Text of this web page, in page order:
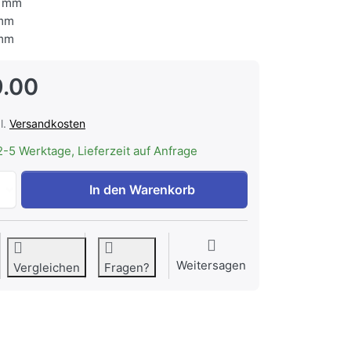
Versandkosten
5 Werktage, Lieferzeit auf Anfrage
Kibernetik Eismaschinen Entkalker 1 Liter zu CHF 39.00,
In den Warenkorb
Vergleichen Fragen? Weitersagen